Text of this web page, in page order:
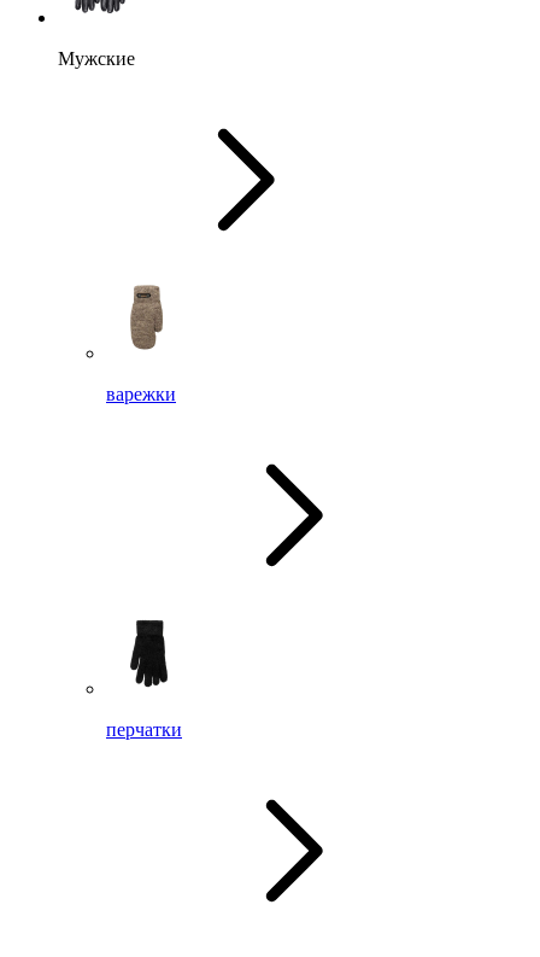
Мужские
варежки
перчатки